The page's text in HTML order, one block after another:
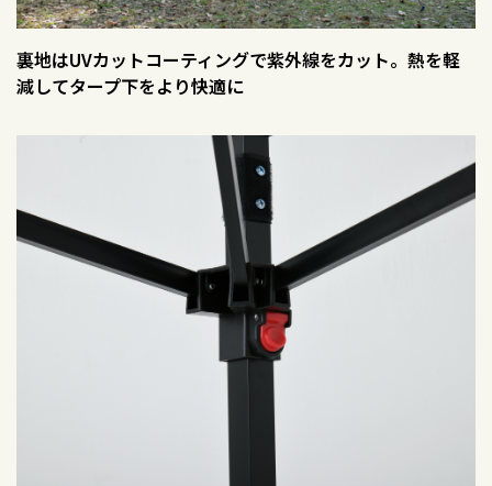
裏地はUVカットコーティングで紫外線をカット。熱を軽
減してタープ下をより快適に